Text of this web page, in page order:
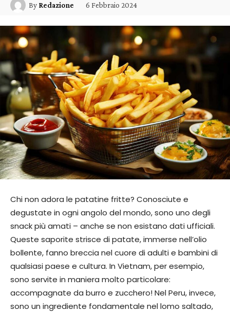
By Redazione 6 Febbraio 2024
Chi non adora le patatine fritte? Conosciute e
degustate in ogni angolo del mondo, sono uno degli
snack più amati – anche se non esistano dati ufficiali.
Queste saporite strisce di patate, immerse nell’olio
bollente, fanno breccia nel cuore di adulti e bambini di
qualsiasi paese e cultura. In Vietnam, per esempio,
sono servite in maniera molto particolare:
accompagnate da burro e zucchero! Nel Peru, invece,
sono un ingrediente fondamentale nel lomo saltado,